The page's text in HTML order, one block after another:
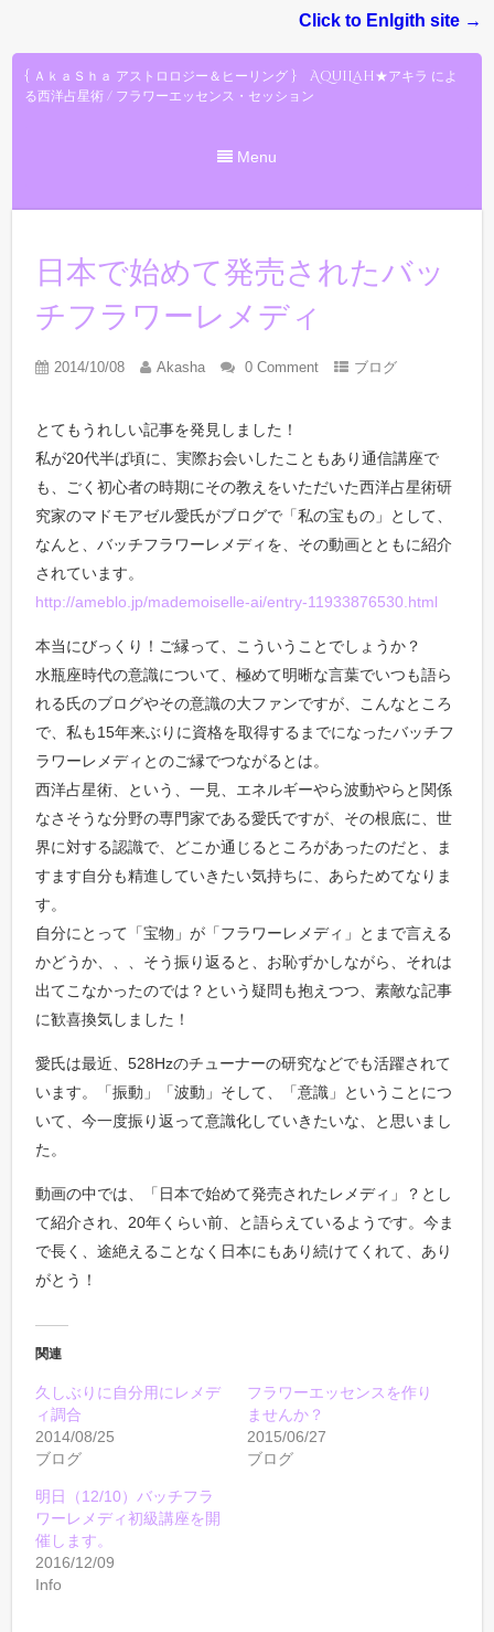
Click to Enlgith site →
{ ＡｋａＳｈａ アストロロジー＆ヒーリング } AquiLah★アキラ によ
る西洋占星術 / フラワーエッセンス・セッション
Menu
日本で始めて発売されたバッ
チフラワーレメディ
2014/10/08 Akasha 0 Comment ブログ
とてもうれしい記事を発見しました！
私が20代半ば頃に、実際お会いしたこともあり通信講座で
も、ごく初心者の時期にその教えをいただいた西洋占星術研
究家のマドモアゼル愛氏がブログで「私の宝もの」として、
なんと、バッチフラワーレメディを、その動画とともに紹介
されています。
http://ameblo.jp/mademoiselle-ai/entry-11933876530.html
本当にびっくり！ご縁って、こういうことでしょうか？
水瓶座時代の意識について、極めて明晰な言葉でいつも語ら
れる氏のブログやその意識の大ファンですが、こんなところ
で、私も15年来ぶりに資格を取得するまでになったバッチフ
ラワーレメディとのご縁でつながるとは。
西洋占星術、という、一見、エネルギーやら波動やらと関係
なさそうな分野の専門家である愛氏ですが、その根底に、世
界に対する認識で、どこか通じるところがあったのだと、ま
すます自分も精進していきたい気持ちに、あらためてなりま
す。
自分にとって「宝物」が「フラワーレメディ」とまで言える
かどうか、、、そう振り返ると、お恥ずかしながら、それは
出てこなかったのでは？という疑問も抱えつつ、素敵な記事
に歓喜換気しました！
愛氏は最近、528Hzのチューナーの研究などでも活躍されて
います。「振動」「波動」そして、「意識」ということにつ
いて、今一度振り返って意識化していきたいな、と思いまし
た。
動画の中では、「日本で始めて発売されたレメディ」？とし
て紹介され、20年くらい前、と語らえているようです。今ま
で長く、途絶えることなく日本にもあり続けてくれて、あり
がとう！
関連
久しぶりに自分用にレメデ
ィ調合
2014/08/25
ブログ
フラワーエッセンスを作り
ませんか？
2015/06/27
ブログ
明日（12/10）バッチフラ
ワーレメディ初級講座を開
催します。
2016/12/09
Info